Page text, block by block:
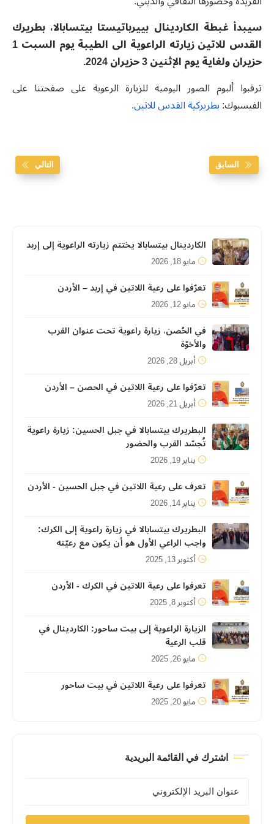
سيبدأ غبطة الكاردينال بييرباتيستا بيتسابالا، بطريرك
القدس للاتين زيارته الراعوية الى الطيبة يوم السبت 1
حزيران ولغاية يوم الإثنين 3 حزيران 2024.
ترقبوا ألبوم الصور اليومية للزيارة الرعوية على صفحتنا على
الفيسبوك:بطريركية القدس للاتين.
السابق التالي
الكاردينال بيتسابالا يختتم زيارته الراعوية إلى إربد
مايو 18, 2026
تعرّفوا على رعية اللاتين في إربد – الأردن
مايو 12, 2026
في الحُصن، زيارة راعوية تحت عنوان القرب
والأخوّة
أبريل 28, 2026
تعرّفوا على رعية اللاتين في الحصن – الأردن
أبريل 21, 2026
البطريرك بيتسابالا في جبل الحسين: زيارة راعوية
تُجسّد القرب والحضور
يناير 19, 2026
تعرف على رعية اللاتين في جبل الحسين - الأردن
يناير 14, 2026
البطريرك بيتسابالا في زيارة راعوية إلى الكرك:
واجب الراعي الأول هو أن يكون مع رعيّته
أكتوبر 13, 2025
تعرفوا على رعية اللاتين في الكرك - الأردن
أكتوبر 8, 2025
الزيارة الراعوية إلى بيت ساحور: الكاردينال في
قلب الرعية
مايو 26, 2025
تعرفوا على رعية اللاتين في بيت ساحور
مايو 20, 2025
اشترك في القائمة البريدية